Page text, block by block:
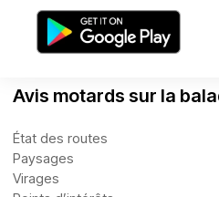
Avis motards sur la
État des routes
Paysages
Virages